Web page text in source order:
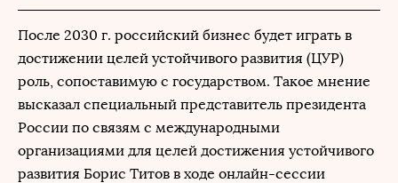
После 2030 г. российский бизнес будет играть в
достижении целей устойчивого развития (ЦУР)
роль, сопоставимую с государством. Такое мнение
высказал специальный представитель президента
России по связям с международными
организациями для целей достижения устойчивого
развития Борис Титов в ходе онлайн-сессии